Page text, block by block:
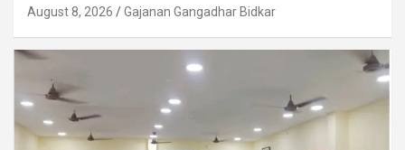
August 8, 2026 Gajanan Gangadhar Bidkar